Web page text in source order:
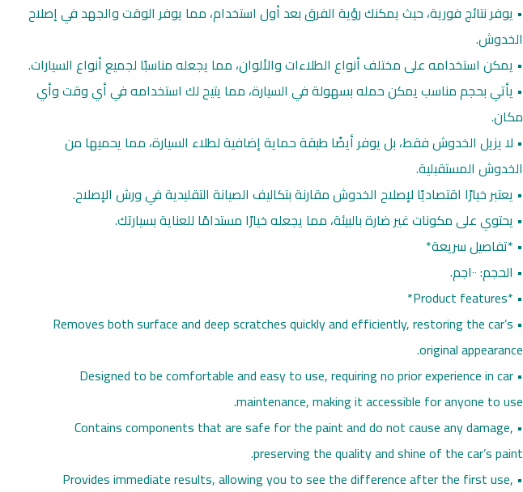
• يوفر نتائج فورية، حيث يمكنك رؤية الفرق بعد أول استخدام، مما يوفر الوقت والجهد في إصلاح
الخدوش.
• يمكن استخدامه على مختلف أنواع الطلاءات والألوان، مما يجعله مناسبًا لجميع أنواع السيارات.
• يأتي بحجم مناسب يمكن حمله بسهولة في السيارة، مما يتيح لك استخدامه في أي وقت وأي
مكان.
• لا يزيل الخدوش فقط، بل يوفر أيضًا طبقة حماية إضافية لطلاء السيارة، مما يحميها من
الخدوش المستقبلية.
• يعتبر خيارًا اقتصاديًا لإصلاح الخدوش مقارنة بتكاليف الصيانة التقليدية في ورش الإصلاح.
• يحتوي على مكونات غير ضارة بالبيئة، مما يجعله خيارًا مستدامًا للعناية بسيارتك.
• *تفاصيل سريعة*
• الحجم: ١٠٠جم.
• *Product features*
• Removes both surface and deep scratches quickly and efficiently, restoring the car’s
original appearance.
• Designed to be comfortable and easy to use, requiring no prior experience in car
maintenance, making it accessible for anyone to use.
• Contains components that are safe for the paint and do not cause any damage,
preserving the quality and shine of the car’s paint.
• Provides immediate results, allowing you to see the difference after the first use,